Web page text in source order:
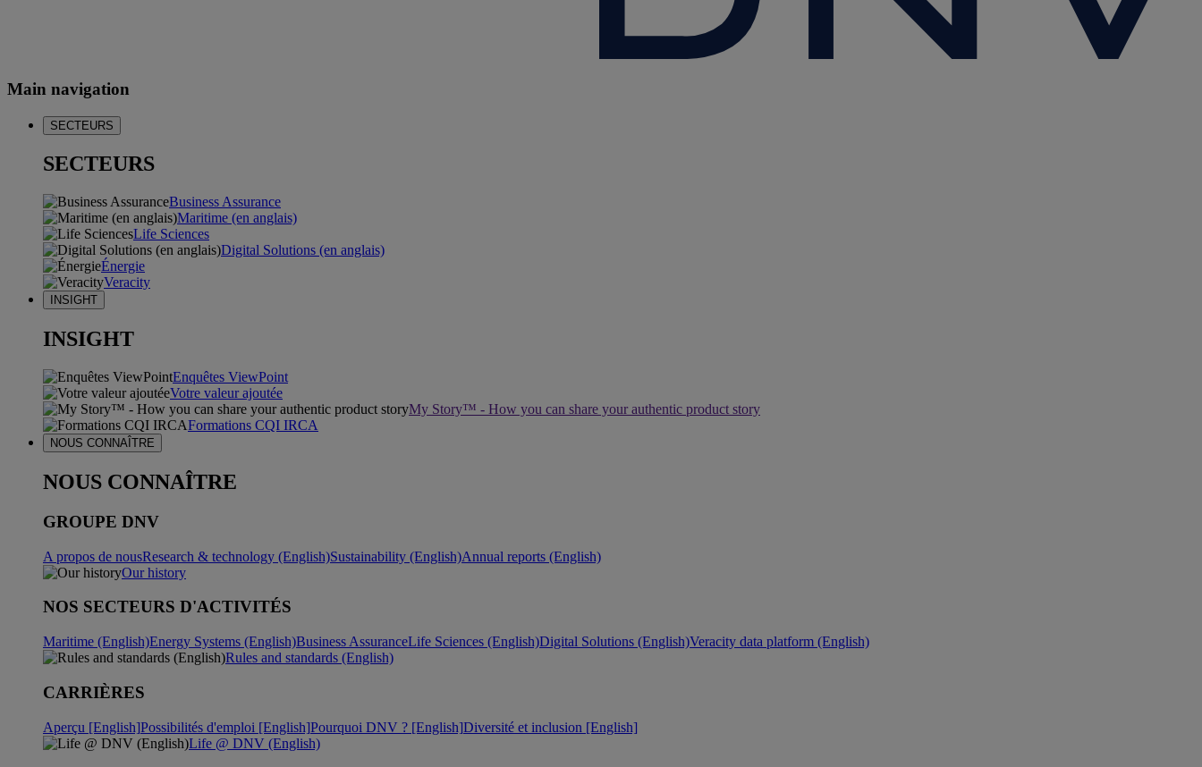
Main navigation
SECTEURS
SECTEURS
Business Assurance
Maritime (en anglais)
Life Sciences
Digital Solutions (en anglais)
Énergie
Veracity
INSIGHT
INSIGHT
Enquêtes ViewPoint
Votre valeur ajoutée
My Story™ - How you can share your authentic product story
Formations CQI IRCA
NOUS CONNAÎTRE
NOUS CONNAÎTRE
GROUPE DNV
A propos de nousResearch & technology (English)Sustainability (English)Annual reports (English)
Our history
NOS SECTEURS D'ACTIVITÉS
Maritime (English)Energy Systems (English)Business AssuranceLife Sciences (English)Digital Solutions (English)Veracity data platform (English)
Rules and standards (English)
CARRIÈRES
Aperçu [English]Possibilités d'emploi [English]Pourquoi DNV ? [English]Diversité et inclusion [English]
Life @ DNV (English)